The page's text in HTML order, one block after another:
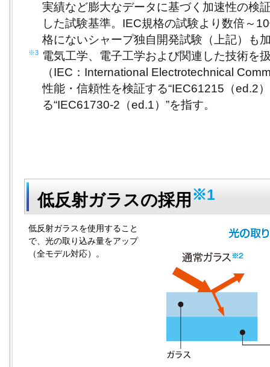
実績など膨大なデータに基づく加速性の検
した試験基準。IEC規格の試験より数倍～
格にないシャープ独自開発試験（上記）も
※3
電気工学、電子工学および関連した技術を
（IEC：International Electrotechnical
性能・信頼性を検証する“IEC61215（ed.2
る“IEC61730-2（ed.1）”を指す。
低反射ガラスの採用 ※1
低反射ガラスを使用すること
で、光の取り込み量をアップ
（全モデル対応）。